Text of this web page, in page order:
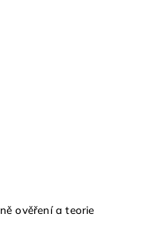
ověření a teorie